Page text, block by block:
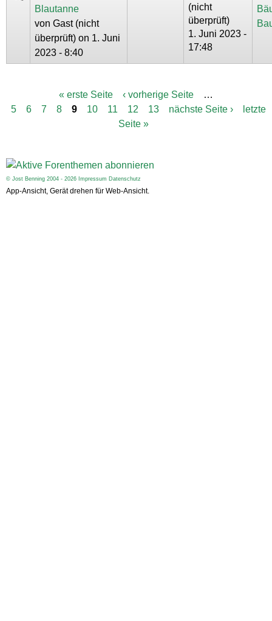
Blautanne
von Gast (nicht
überprüft) on 1. Juni
2023 - 8:40
(nicht
überprüft)
1. Juni 2023 -
17:48
« erste Seite ‹ vorherige Seite
…
5
6 7 8 9 10 11 12 13 nächste Seite ›
letzte
Seite »
© Jost Benning 2004 - 2026 Impressum Datenschutz
App-Ansicht, Gerät drehen für Web-Ansicht.